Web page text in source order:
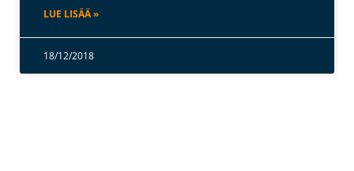
LUE LISÄÄ »
18/12/2018